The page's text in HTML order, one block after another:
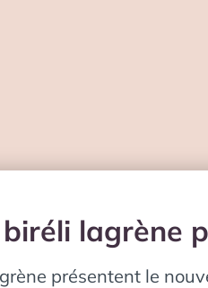
lagrène
présentent le